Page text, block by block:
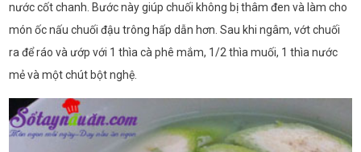
nước cốt chanh. Bước này giúp chuối không bị thâm đen và làm cho
món ốc nấu chuối đậu trông hấp dẫn hơn. Sau khi ngâm, vớt chuối
ra để ráo và ướp với 1 thìa cà phê mắm, 1/2 thìa muối, 1 thìa nước
mẻ và một chút bột nghệ.